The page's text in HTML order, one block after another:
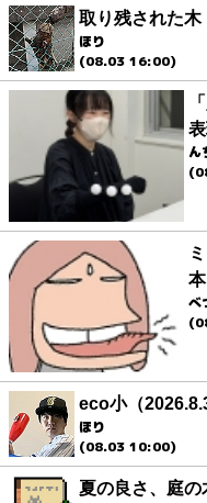
取り残された木
ほり
(08.03 16:00)
ん
べ
eco小（
ほり
(08.03 10:00)
夏の良さ、庭